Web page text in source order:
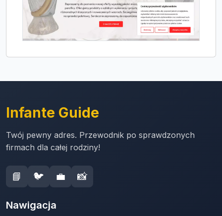
Infante Guide
Twój pewny adres. Przewodnik po sprawdzonych
firmach dla całej rodziny!
📘 🐦 💼 📸
Nawigacja